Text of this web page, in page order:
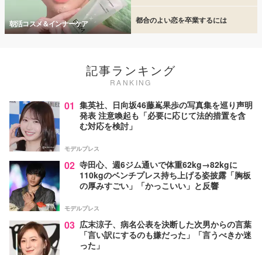
朝活コスメ＆インナーケア 都合のよい恋を卒業するには
記事ランキング
RANKING
01 集英社、日向坂46藤嶌果歩の写真集を巡り声明
発表 注意喚起も「必要に応じて法的措置を含
む対応を検討」
モデルプレス
02 寺田心、週6ジム通いで体重62kg→82kgに
110kgのベンチプレス持ち上げる姿披露「胸板
の厚みすごい」「かっこいい」と反響
モデルプレス
03 広末涼子、病名公表を決断した次男からの言葉
「言い訳にするのも嫌だった」「言うべきか迷
った」